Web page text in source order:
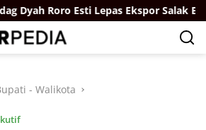
Roro Esti Lepas Ekspor Salak Bali ke
- Walikota